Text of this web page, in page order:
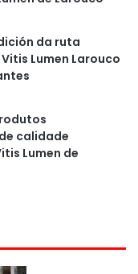
da ruta
Lumen Larouco
calidade
Lumen de